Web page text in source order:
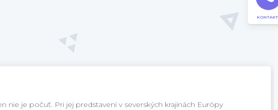
nie je počuť. Pri jej predstavení v severských krajinách Európy